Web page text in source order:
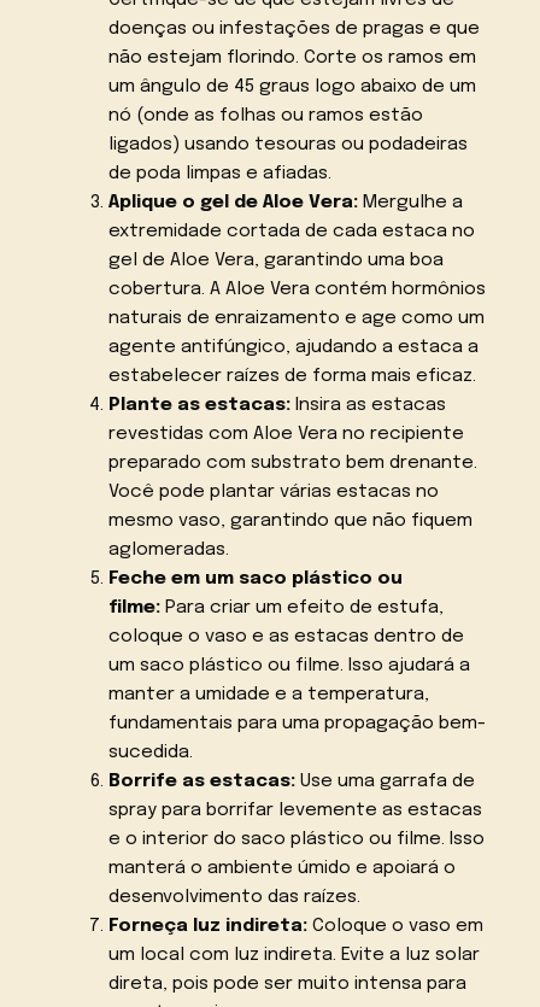
doenças ou infestações de pragas e que
não estejam florindo. Corte os ramos em
um ângulo de 45 graus logo abaixo de um
nó (onde as folhas ou ramos estão
ligados) usando tesouras ou podadeiras
de poda limpas e afiadas.
Aplique o gel de Aloe Vera:Mergulhe a
extremidade cortada de cada estaca no
gel de Aloe Vera, garantindo uma boa
cobertura. A Aloe Vera contém hormônios
naturais de enraizamento e age como um
agente antifúngico, ajudando a estaca a
estabelecer raízes de forma mais eficaz.
Plante as estacas:Insira as estacas
revestidas com Aloe Vera no recipiente
preparado com substrato bem drenante.
Você pode plantar várias estacas no
mesmo vaso, garantindo que não fiquem
aglomeradas.
Feche em um saco plástico ou
filme:Para criar um efeito de estufa,
coloque o vaso e as estacas dentro de
um saco plástico ou filme. Isso ajudará a
manter a umidade e a temperatura,
fundamentais para uma propagação bem-
sucedida.
Borrife as estacas:Use uma garrafa de
spray para borrifar levemente as estacas
e o interior do saco plástico ou filme. Isso
manterá o ambiente úmido e apoiará o
desenvolvimento das raízes.
Forneça luz indireta:Coloque o vaso em
um local com luz indireta. Evite a luz solar
direta, pois pode ser muito intensa para